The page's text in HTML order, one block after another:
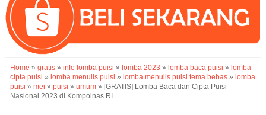
Home » gratis » info lomba puisi » lomba 2023 » lomba baca puisi » lomba
cipta puisi » lomba menulis puisi » lomba menulis puisi tema bebas » lomba
puisi » mei » puisi » umum » [GRATIS] Lomba Baca dan Cipta Puisi
Nasional 2023 di Kompolnas RI